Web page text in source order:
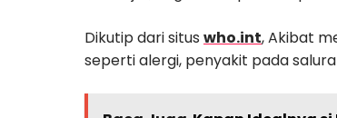
Dikutip dari situs who.int, Akibat
seperti alergi, penyakit pada